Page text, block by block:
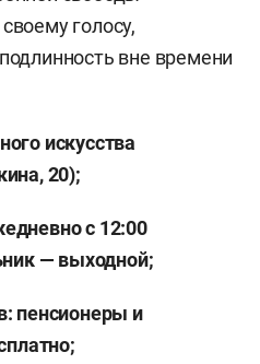
голосу,
вне времени
искусства
20);
с 12:00
— выходной;
пенсионеры и